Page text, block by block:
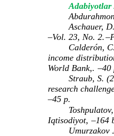
Aschauer,
–Vol. 23, No. 2. –
Calderón,
income
World Bank,. –40
Straub, S.
research
–45 p.
Iqtisodiyot, –164
Umurzakov